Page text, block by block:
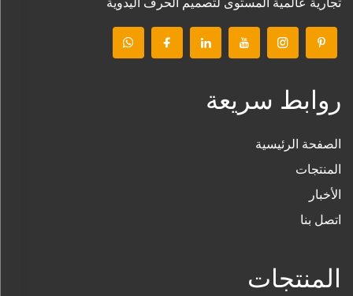
روابط سريعة
الصفحة الرئيسية
المنتجات
الأخبار
اتصل بنا
المنتجات